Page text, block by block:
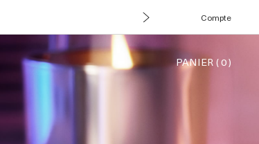
Compte
PANIER(0)